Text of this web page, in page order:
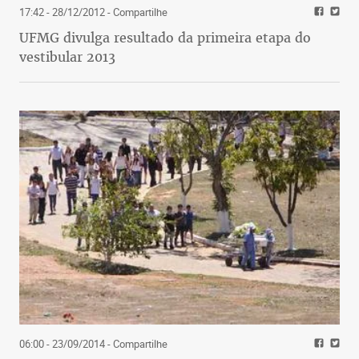
17:42 - 28/12/2012- Compartilhe
UFMG divulga resultado da primeira etapa do
vestibular 2013
06:00 - 23/09/2014- Compartilhe